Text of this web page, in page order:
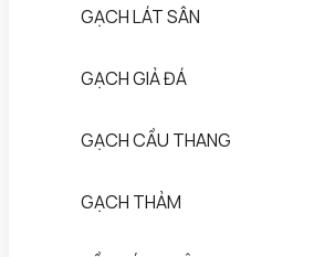
GẠCH LÁT SÂN
GẠCH GIẢ ĐÁ
GẠCH CẦU THANG
GẠCH THẢM